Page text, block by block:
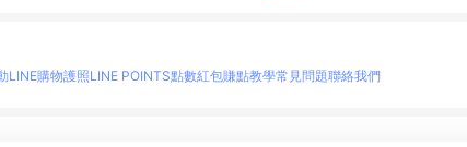
LINE購物護照LINE POINTS點數紅包賺點教學常見問題聯絡我們